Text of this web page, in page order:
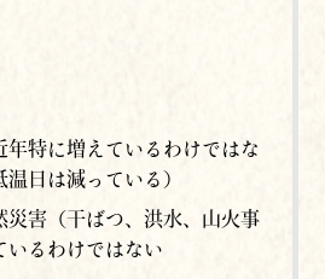
年特に増えているわけではな
日は減っている）
災害（干ばつ、洪水、山火事
いるわけではない